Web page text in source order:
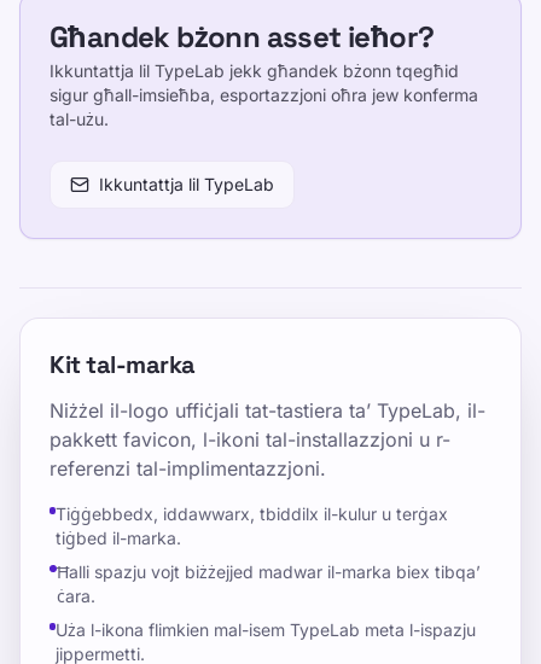
Għandek bżonn asset ieħor?
Ikkuntattja lil TypeLab jekk għandek bżonn tqegħid
sigur għall-imsieħba, esportazzjoni oħra jew konferma
tal-użu.
Ikkuntattja lil TypeLab
Kit tal-marka
Niżżel il-logo uffiċjali tat-tastiera ta’ TypeLab, il-
pakkett favicon, l-ikoni tal-installazzjoni u r-
referenzi tal-implimentazzjoni.
Tiġġebbedx, iddawwarx, tbiddilx il-kulur u terġax
tiġbed il-marka.
Ħalli spazju vojt biżżejjed madwar il-marka biex tibqa’
ċara.
Uża l-ikona flimkien mal-isem TypeLab meta l-ispazju
jippermetti.